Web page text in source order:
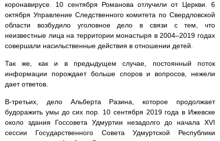
коронавирусе. 10 сентября Романова отлучили от Церкви. 6
октября Управление Следственного комитета по Свердловской
области возбудило уголовное дело в связи с тем, что
неизвестные лица на территории монастыря в 2004–2019 годах
совершали насильственные действия в отношении детей.
Так же, как и в предыдущем случае, постоянный поток
информации порождает больше споров и вопросов, нежели
дает ответов.
В-третьих, дело Альберта Разина, которое продолжает
будоражить умы до сих пор. 10 сентября 2019 года в Ижевске
около здания Госсовета Удмуртии незадолго до начала XVI
сессии Государственного Совета Удмуртской Республики